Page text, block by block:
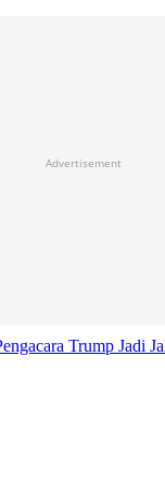
Advertisement
Trump Jadi